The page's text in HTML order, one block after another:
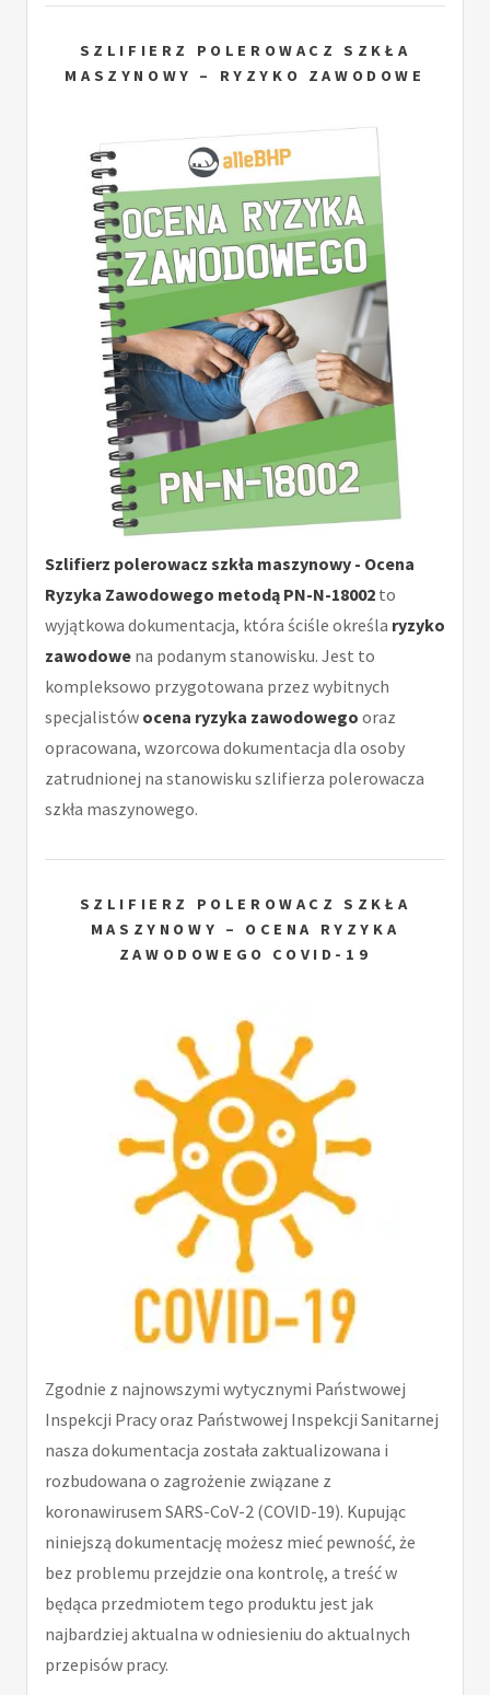
SZLIFIERZ POLEROWACZ SZKŁA
MASZYNOWY – RYZYKO ZAWODOWE
Szlifierz polerowacz szkła maszynowy - Ocena
Ryzyka Zawodowego metodą PN-N-18002 to
wyjątkowa dokumentacja, która ściśle określa ryzyko
zawodowe na podanym stanowisku. Jest to
kompleksowo przygotowana przez wybitnych
specjalistów ocena ryzyka zawodowego oraz
opracowana, wzorcowa dokumentacja dla osoby
zatrudnionej na stanowisku szlifierza polerowacza
szkła maszynowego.
SZLIFIERZ POLEROWACZ SZKŁA
MASZYNOWY – OCENA RYZYKA
ZAWODOWEGO COVID-19
Zgodnie z najnowszymi wytycznymi Państwowej
Inspekcji Pracy oraz Państwowej Inspekcji Sanitarnej
nasza dokumentacja została zaktualizowana i
rozbudowana o zagrożenie związane z
koronawirusem SARS-CoV-2 (COVID-19). Kupując
niniejszą dokumentację możesz mieć pewność, że
bez problemu przejdzie ona kontrolę, a treść w
będąca przedmiotem tego produktu jest jak
najbardziej aktualna w odniesieniu do aktualnych
przepisów pracy.